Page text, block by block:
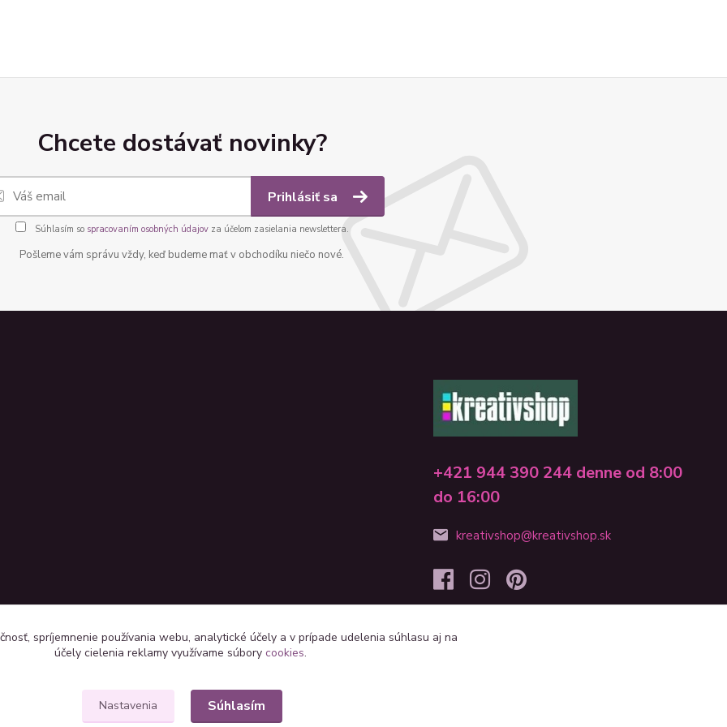
Chcete dostávať novinky?
Prihlásiť sa
Súhlasím so spracovaním osobných údajovza účelom zasielania newslettera.
Pošleme vám správu vždy, keď budeme mať v obchodíku niečo nové.
+421 944 390 244 denne od 8:00
do 16:00
kreativshop@kreativshop.sk
spríjemnenie používania webu, analytické účely a v prípade udelenia súhlasu aj na
účely cielenia reklamy využívame súbory cookies.
Nastavenia Súhlasím